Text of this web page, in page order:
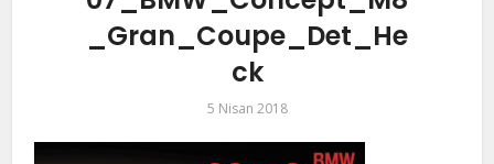
_Gran_Coupe_Det_He
ck
5 Nisan 2018